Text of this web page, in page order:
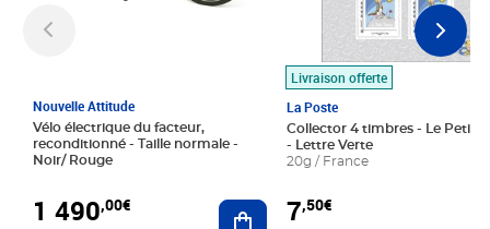
Nouvelle Attitude
Vélo électrique du facteur,
reconditionné - Taille normale -
Noir/ Rouge
1 490,00€ Ajouter au panier
Livraison offerte
La Poste
Collector 4 timbres - Le Petit
- Lettre Verte
20g / France
7,50€